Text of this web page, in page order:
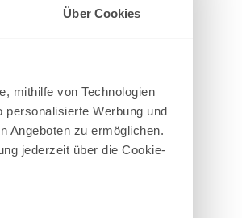
Über Cookies
mithilfe von Technologien
Werbung und
Angeboten zu ermöglichen.
jederzeit über die Cookie-